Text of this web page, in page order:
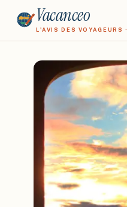
Vacanceo
L'AVIS DES VOYAGEURS